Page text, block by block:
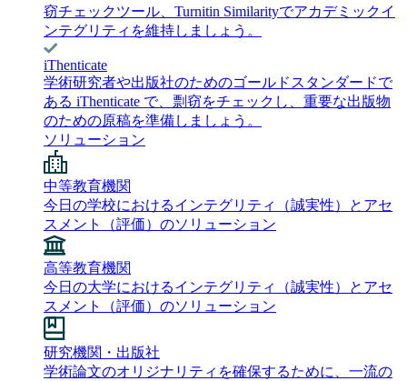
窃チェックツール、Turnitin Similarityでアカデミックイ
ンテグリティを維持しましょう。
iThenticate
学術研究者や出版社のためのゴールドスタンダードで
ある iThenticate で、剽窃をチェックし、重要な出版物
のための原稿を準備しましょう。
ソリューション
中等教育機関
今日の学校におけるインテグリティ（誠実性）とアセ
スメント（評価）のソリューション
高等教育機関
今日の大学におけるインテグリティ（誠実性）とアセ
スメント（評価）のソリューション
研究機関・出版社
学術論文のオリジナリティを確保するために、一流の